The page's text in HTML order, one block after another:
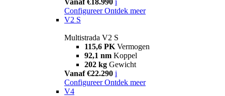
Configureer Ontdek meer
V2 S
Multistrada V2 S
115,6 PK Vermogen
92,1 nm Koppel
202 kg Gewicht
Vanaf €22.290 i
Configureer Ontdek meer
V4